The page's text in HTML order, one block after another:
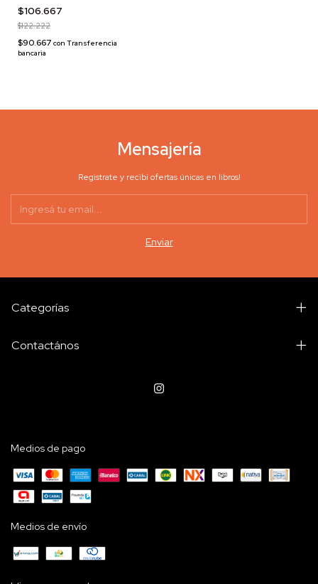
$106.667
$122.222
$90.667 con Transferencia
bancaria
Mensajería
Registrate y recibí ofertas únicas en libros!
Categorías
Contactános
Medios de pago
Medios de envío